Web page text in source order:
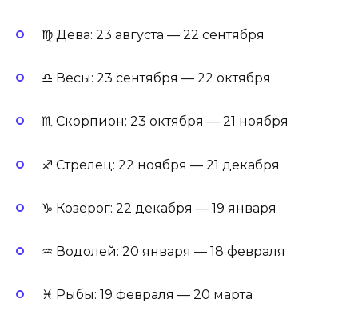
♍ Дева: 23 августа — 22 сентября
♎ Весы: 23 сентября — 22 октября
♏ Скорпион: 23 октября — 21 ноября
♐ Стрелец: 22 ноября — 21 декабря
♑ Козерог: 22 декабря — 19 января
♒ Водолей: 20 января — 18 февраля
♓ Рыбы: 19 февраля — 20 марта